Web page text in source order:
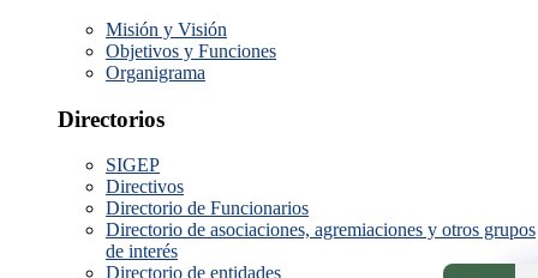
Misión y Visión
Objetivos y Funciones
Organigrama
Directorios
SIGEP
Directivos
Directorio de Funcionarios
Directorio de asociaciones, agremiaciones y otros grupos
de interés
Directorio de entidades